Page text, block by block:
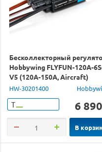
Бесколлекторный
Hobbywing FLYFUN-120A-
V5 (120A-150A, Aircraft)
HW-30201400
Т 6 890
В